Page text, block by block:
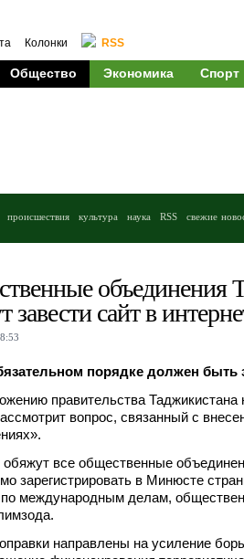
Колонки RSS
Общество Экономика Спорт
происшествия культура наука RSS свежие
объединения
завести сайт в
порядке должен быть
правительства Таджикистана
вопрос, связанный с
обяжут все общественные
зарегистрировать в Минюсте
по международным делам,
направлены на усиление